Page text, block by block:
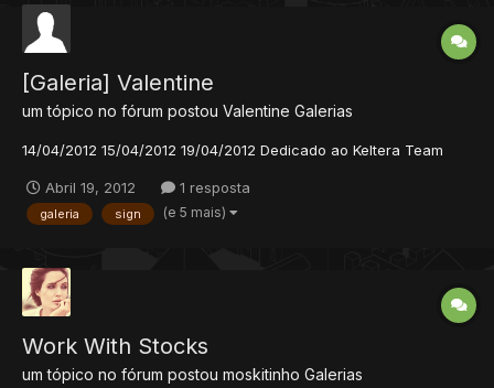
[Galeria] Valentine
um tópico no fórum postou Valentine Galerias
14/04/2012 15/04/2012 19/04/2012 Dedicado ao Keltera Team
Abril 19, 2012 1 resposta
galeria sign (e 5 mais)
Work With Stocks
um tópico no fórum postou moskitinho Galerias